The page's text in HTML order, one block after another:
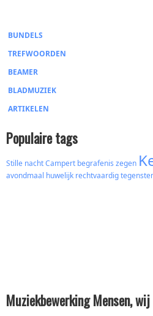
BUNDELS
TREFWOORDEN
BEAMER
BLADMUZIEK
ARTIKELEN
Populaire tags
Stille nachtCampert begrafenis zegen
avondmaal huwelijk rechtvaardig
Muziekbewerking Mensen,